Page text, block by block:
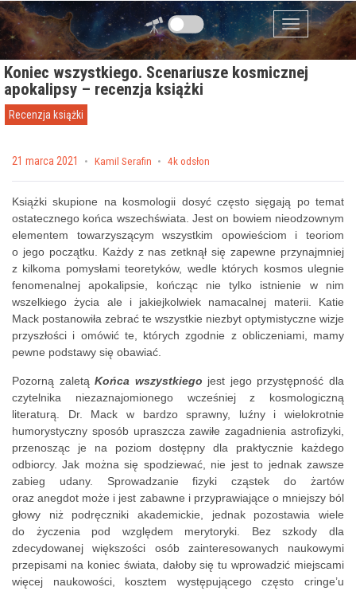
Przejdź do zawartości
Menu
Koniec wszystkiego. Scenariusze kosmicznej
apokalipsy – recenzja książki
Recenzja książki
Posted on
21 marca 2021 by Kamil Serafin 4k odsłon
Książki skupione na kosmologii dosyć często sięgają po temat
ostatecznego końca wszechświata. Jest on bowiem nieodzownym
elementem towarzyszącym wszystkim opowieściom i teoriom
o jego początku. Każdy z nas zetknął się zapewne przynajmniej
z kilkoma pomysłami teoretyków, wedle których kosmos ulegnie
fenomenalnej apokalipsie, kończąc nie tylko istnienie w nim
wszelkiego życia ale i jakiejkolwiek namacalnej materii. Katie
Mack postanowiła zebrać te wszystkie niezbyt optymistyczne wizje
przyszłości i omówić te, których zgodnie z obliczeniami, mamy
pewne podstawy się obawiać.
Pozorną zaletąKońca wszystkiego jest jego przystępność dla
czytelnika niezaznajomionego wcześniej z kosmologiczną
literaturą. Dr. Mack w bardzo sprawny, luźny i wielokrotnie
humorystyczny sposób upraszcza zawiłe zagadnienia astrofizyki,
przenosząc je na poziom dostępny dla praktycznie każdego
odbiorcy. Jak można się spodziewać, nie jest to jednak zawsze
zabieg udany. Sprowadzanie fizyki cząstek do żartów
oraz anegdot może i jest zabawne i przyprawiające o mniejszy ból
głowy niż podręczniki akademickie, jednak pozostawia wiele
do życzenia pod względem merytoryki. Bez szkody dla
zdecydowanej większości osób zainteresowanych naukowymi
przepisami na koniec świata, dałoby się tu wprowadzić miejscami
więcej naukowości, kosztem występującego często cringe’u